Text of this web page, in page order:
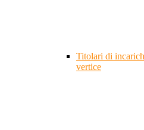
Titolari di
vertice